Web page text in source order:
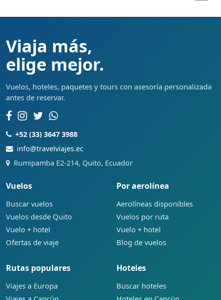
Viaja más,
elige mejor.
Vuelos, hoteles, paquetes y tours con asesoría personalizada
antes de reservar.
+52 (33) 3647 3988
info@travelviajes.ec
Rumipamba E2-214, Quito, Ecuador
Vuelos
Buscar vuelos
Vuelos desde Quito
Vuelo + hotel
Ofertas de viaje
Por aerolínea
Aerolíneas disponibles
Vuelos por ruta
Vuelo + hotel
Blog de vuelos
Rutas populares
Viajes a Europa
Hoteles
Buscar hoteles